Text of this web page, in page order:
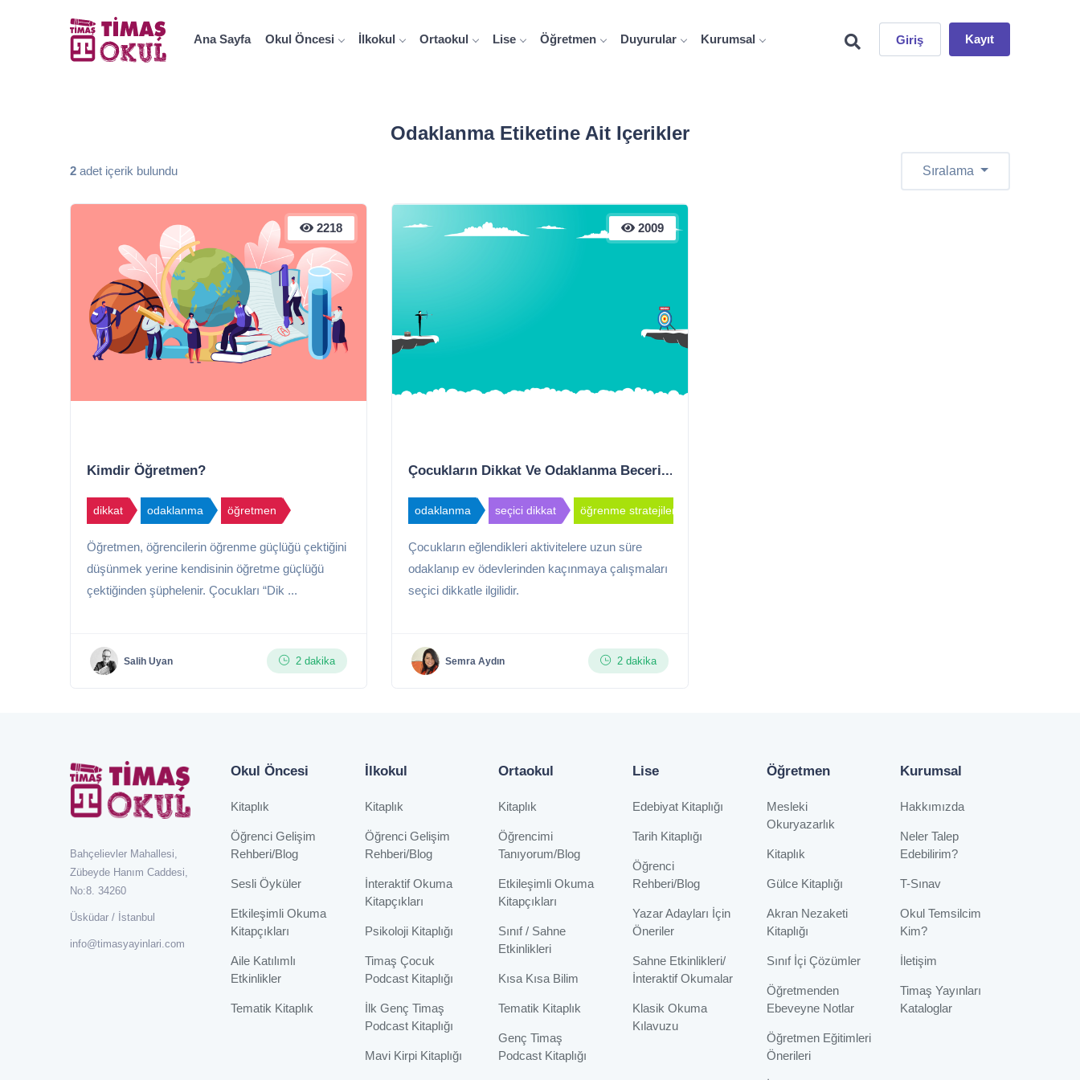
Ana Sayfa Okul Öncesi İlkokul Ortaokul Lise Öğretmen Duyurular Kurumsal Giriş Kayıt
Odaklanma Etiketine Ait Içerikler
2 adet içerik bulundu Sıralama
2218
Kimdir Öğretmen?
dikkat odaklanma öğretmen
Öğretmen, öğrencilerin öğrenme güçlüğü çektiğini
düşünmek yerine kendisinin öğretme güçlüğü
çektiğinden şüphelenir. Çocukları “Dik ...
Salih Uyan 2 dakika
2009
Çocukların Dikkat Ve Odaklanma Beceri...
odaklanma seçici dikkat öğrenme stratejileri
Çocukların eğlendikleri aktivitelere uzun süre
odaklanıp ev ödevlerinden kaçınmaya çalışmaları
seçici dikkatle ilgilidir.
Semra Aydın 2 dakika
Bahçelievler Mahallesi,
Zübeyde Hanım Caddesi,
No:8. 34260
Üsküdar / İstanbul
info@timasyayinlari.com
Okul Öncesi
Kitaplık
Öğrenci Gelişim
Rehberi/Blog
Sesli Öyküler
Etkileşimli Okuma
Kitapçıkları
Aile Katılımlı
Etkinlikler
Tematik Kitaplık
İlkokul
Kitaplık
Öğrenci Gelişim
Rehberi/Blog
İnteraktif Okuma
Kitapçıkları
Psikoloji Kitaplığı
Timaş Çocuk
Podcast Kitaplığı
İlk Genç Timaş
Podcast Kitaplığı
Mavi Kirpi Kitaplığı
Ortaokul
Kitaplık
Öğrencimi
Tanıyorum/Blog
Etkileşimli Okuma
Kitapçıkları
Sınıf / Sahne
Etkinlikleri
Kısa Kısa Bilim
Tematik Kitaplık
Genç Timaş
Podcast Kitaplığı
Lise
Edebiyat Kitaplığı
Tarih Kitaplığı
Öğrenci
Rehberi/Blog
Yazar Adayları İçin
Öneriler
Sahne Etkinlikleri/
İnteraktif Okumalar
Klasik Okuma
Kılavuzu
Öğretmen
Mesleki
Okuryazarlık
Kitaplık
Gülce Kitaplığı
Akran Nezaketi
Kitaplığı
Sınıf İçi Çözümler
Öğretmenden
Ebeveyne Notlar
Öğretmen Eğitimleri
Önerileri
Kurumsal
Hakkımızda
Neler Talep
Edebilirim?
T-Sınav
Okul Temsilcim
Kim?
İletişim
Timaş Yayınları
Kataloglar